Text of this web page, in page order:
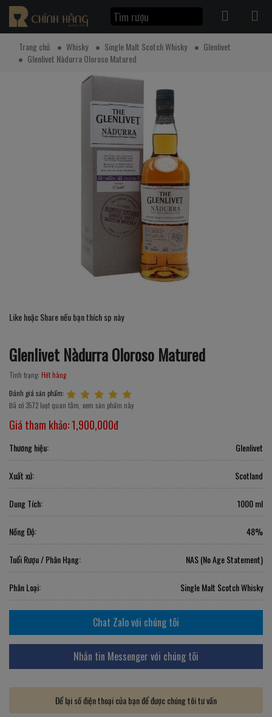
Trang chủ Whisky Single Malt Scotch Whisky
Glenlivet
Glenlivet Nàdurra Oloroso Matured
Like hoặc Share nếu bạn thích sp này
Glenlivet Nàdurra Oloroso Matured
Tình trạng: Hết hàng
Đánh giá sản phẩm:
Đã có 3572 lượt quan tâm, xem sản phẩm này
Giá tham khảo:1,900,000đ
Thương hiệu: Glenlivet
Xuất xứ: Scotland
Dung Tích: 1000 ml
Nồng Độ: 48%
Tuổi Rượu / Phân Hạng: NAS (No Age Statement)
Phân Loại: Single Malt Scotch Whisky
Chat Zalo với chúng tôi
Nhắn tin Messenger với chúng tôi
Để lại số điện thoại của bạn để được chúng tôi tư vấn